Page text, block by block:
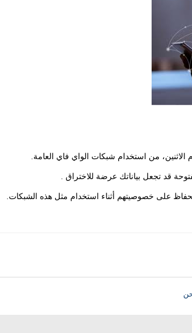
الاثنين، من استخدام شبكات الواي فاي العامة.
قد تجعل بياناتك عرضة للاختراق .
على خصوصيتهم أثناء استخدام مثل هذه الشبكات.